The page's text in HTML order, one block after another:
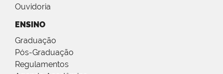
Ouvidoria
ENSINO
Graduação
Pós-Graduação
Regulamentos